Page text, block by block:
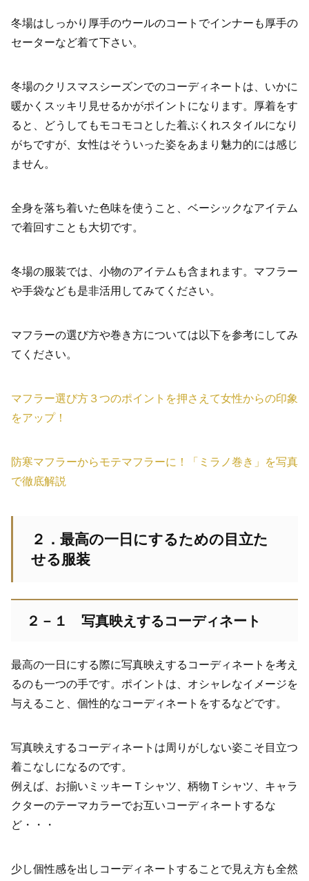
冬場はしっかり厚手のウールのコートでインナーも厚手の
セーターなど着て下さい。
冬場のクリスマスシーズンでのコーディネートは、いかに
暖かくスッキリ見せるかがポイントになります。厚着をす
ると、どうしてもモコモコとした着ぶくれスタイルになり
がちですが、女性はそういった姿をあまり魅力的には感じ
ません。
全身を落ち着いた色味を使うこと、ベーシックなアイテム
で着回すことも大切です。
冬場の服装では、小物のアイテムも含まれます。マフラー
や手袋なども是非活用してみてください。
マフラーの選び方や巻き方については以下を参考にしてみ
てください。
マフラー選び方３つのポイントを押さえて女性からの印象
をアップ！
防寒マフラーからモテマフラーに！「ミラノ巻き」を写真
で徹底解説
２．最高の一日にするための目立た
せる服装
２－１ 写真映えするコーディネート
最高の一日にする際に写真映えするコーディネートを考え
るのも一つの手です。ポイントは、オシャレなイメージを
与えること、個性的なコーディネートをするなどです。
写真映えするコーディネートは周りがしない姿こそ目立つ
着こなしになるのです。
例えば、お揃いミッキーＴシャツ、柄物Ｔシャツ、キャラ
クターのテーマカラーでお互いコーディネートするな
ど・・・
少し個性感を出しコーディネートすることで見え方も全然